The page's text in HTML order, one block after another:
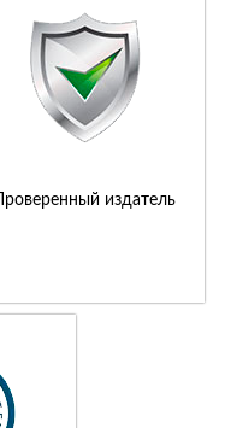
Проверенный издатель